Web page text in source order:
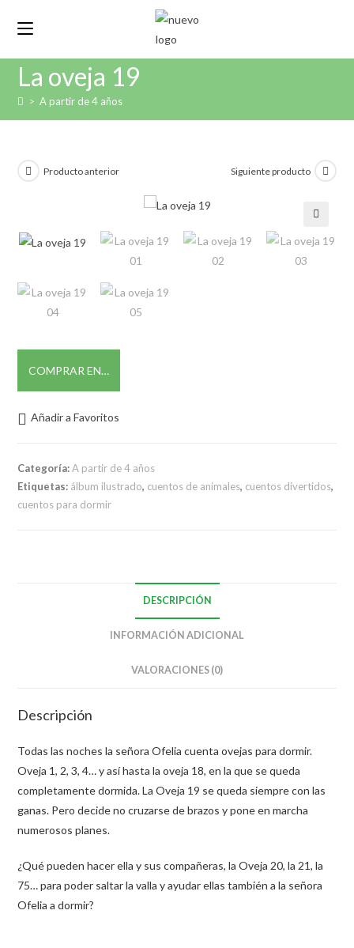
La oveja 19
> A partir de 4 años
Producto anterior Siguiente producto
🔍
COMPRAR EN…
Añadir a Favoritos
Categoría:A partir de 4 años
Etiquetas: álbum ilustrado, cuentos de animales, cuentos divertidos,
cuentos para dormir
DESCRIPCIÓN
INFORMACIÓN ADICIONAL
VALORACIONES (0)
Descripción
Todas las noches la señora Ofelia cuenta ovejas para dormir.
Oveja 1, 2, 3, 4… y así hasta la oveja 18, en la que se queda
completamente dormida. La Oveja 19 se queda siempre con las
ganas. Pero decide no cruzarse de brazos y pone en marcha
numerosos planes.
¿Qué pueden hacer ella y sus compañeras, la Oveja 20, la 21, la
75… para poder saltar la valla y ayudar ellas también a la señora
Ofelia a dormir?